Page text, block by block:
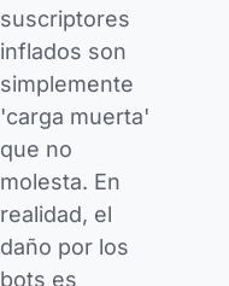
suscriptores
inflados son
simplemente
'carga muerta'
que no
molesta. En
realidad, el
daño por los
bots es